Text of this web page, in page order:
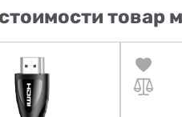
товар